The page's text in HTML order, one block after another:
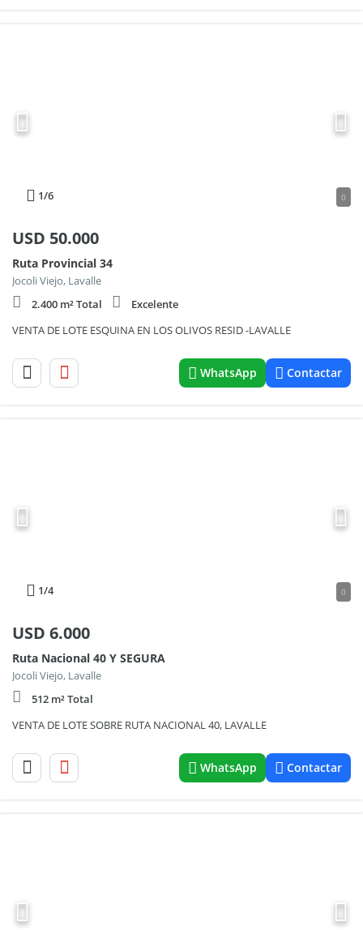
1/6 0
USD 50.000
Ruta Provincial 34
Jocoli Viejo, Lavalle
2.400 m² Total
Excelente
VENTA DE LOTE ESQUINA EN LOS OLIVOS RESID -LAVALLE
WhatsApp Contactar
1/4 0
USD 6.000
Ruta Nacional 40 Y SEGURA
Jocoli Viejo, Lavalle
512 m² Total
VENTA DE LOTE SOBRE RUTA NACIONAL 40, LAVALLE
WhatsApp Contactar